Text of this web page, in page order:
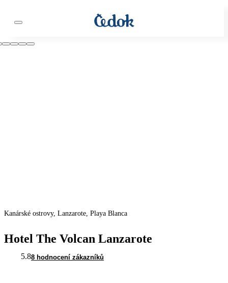
Kanárské ostrovy, Lanzarote, Playa Blanca
Hotel The Volcan Lanzarote
5.88 hodnocení zákazníků